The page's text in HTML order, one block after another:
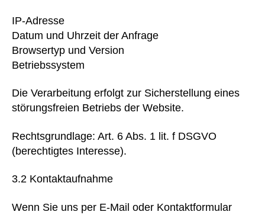
IP-Adresse
Datum und Uhrzeit der Anfrage
Browsertyp und Version
Betriebssystem
Die Verarbeitung erfolgt zur Sicherstellung eines
störungsfreien Betriebs der Website.
Rechtsgrundlage: Art. 6 Abs. 1 lit. f DSGVO
(berechtigtes Interesse).
3.2 Kontaktaufnahme
Wenn Sie uns per E-Mail oder Kontaktformular